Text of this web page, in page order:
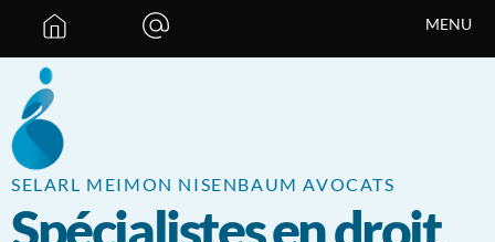
SELARL MEIMON NISENBAUM AVOCATS
Spécialistes en droit
MENU
Panneau de gestion des cookies